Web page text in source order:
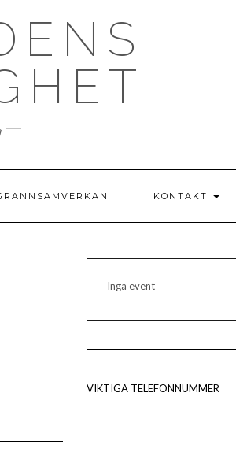
KONTAKT
Inga event
VIKTIGA TELEFONNUMMER